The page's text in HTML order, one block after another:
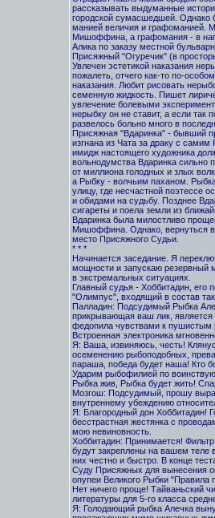
рассказывать выдуманные
городской сумасшедшей. Однако
манией величия и графоманией.
Мишоффина, а графомания - в
Алика по заказу местной
Присяжный "Огуречик" (в
Увлечен эстетикой наказания
пожалеть, отчего как-то по-
наказания. Любит рисовать
семенную жидкость. Пишет
увлечение болевыми
нерыбку он не ставит, а если так
развелось больно много в
Присяжная "Вдаринка" - бывший
изгнана из Чата за драку с
имидж настоящего художника
вольнодумства Вдаринка сильно
от миллиона голодных и злых
а Рыбку - волчьим паханом.
улицу, где несчастной поэтессе
и обидами на судьбу. Позднее
сигареты и поела земли из
Вдаринка была милостливо
Мишоффина. Однако, вернуться в
место Присяжного Судьи.
* * *
Начинается заседание. Я
мощности и запускаю резервный
в экстремальных ситуациях.
Главный судья - Хоббитадин,
"Олимпус", входящий в состав
Палладин: Подсудимый Рыбка
прикрывающая ваш лик, является
федопила чувствами к пушистым
Встроенная электроника
Я: Ваша, извиняюсь, честь!
осеменению рыбоподобных,
параша, победа будет наша! Кто
Ударим рыбофилией по
Рыбка жив, Рыбка будет жить!
Мозгош: Подсудимый, прошу
внутреннему убеждению
Я: Благородный дон Хоббитадин!
бесстрастная жестянка с
мою невиновность.
Хоббитадин: Принимается!
будут закреплены на вашем теле
них честно и быстро. В конце
Суду Присяжных для вынесения
опупеи Великого Рыбки "Правила
Нет ничего проще! Тайваньский
литературы для 5-го класса
Я: Голодающий рыбка Алечка